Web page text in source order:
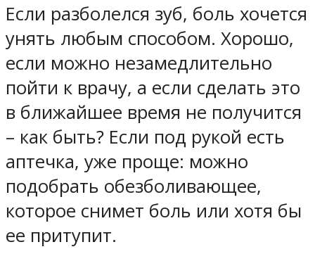
Если разболелся зуб, боль хочется
унять любым способом. Хорошо,
если можно незамедлительно
пойти к врачу, а если сделать это
в ближайшее время не получится
– как быть? Если под рукой есть
аптечка, уже проще: можно
подобрать обезболивающее,
которое снимет боль или хотя бы
ее притупит.